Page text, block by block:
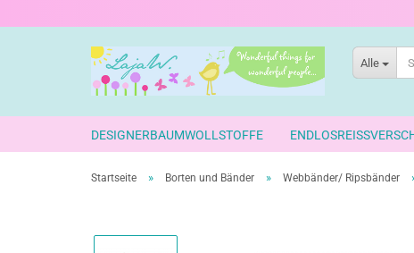
Alle
DESIGNERBAUMWOLLSTOFFE
Startseite » Borten und Bänder » Webbänder/ Ripsbänder